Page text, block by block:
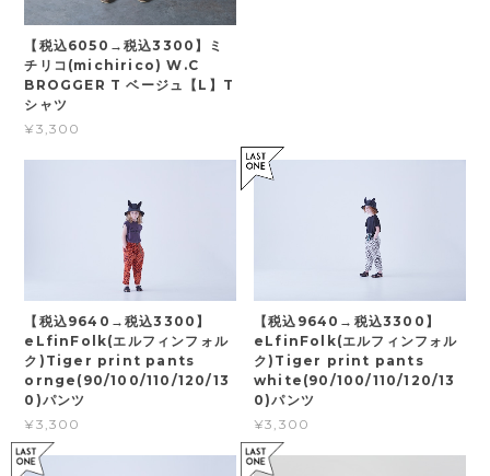
【税込6050→税込3300】ミ
チリコ(michirico) W.C
BROGGER T ベージュ【L】T
シャツ
¥3,300
【税込9640→税込3300】
eLfinFolk(エルフィンフォル
ク)Tiger print pants
ornge(90/100/110/120/13
0)パンツ
¥3,300
【税込9640→税込3300】
eLfinFolk(エルフィンフォル
ク)Tiger print pants
white(90/100/110/120/13
0)パンツ
¥3,300